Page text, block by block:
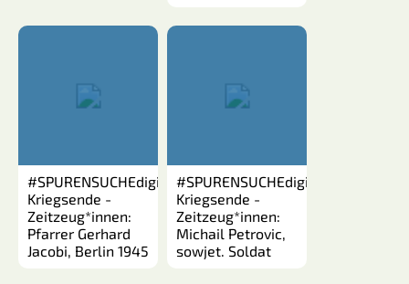
#SPURENSUCHEdigital:
Kriegsende -
Zeitzeug*innen:
Pfarrer Gerhard
Jacobi, Berlin 1945
#SPURENSUCHEdigital:
Kriegsende -
Zeitzeug*innen:
Michail Petrovic,
sowjet. Soldat